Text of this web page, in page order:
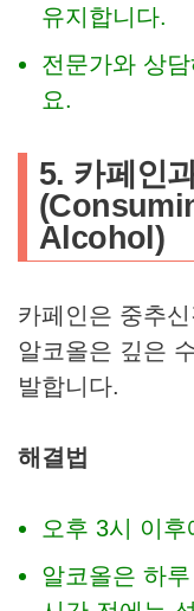
유지합니다.
전문가와 상
요.
5. 카페인
Alcohol)
카페인은 중추
알코올은 깊은
발합니다.
해결법
오후 3시 이
알코올은 하